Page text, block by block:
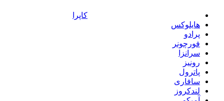
کاپرا
هایلوکس
پرادو
فورچونر
سرانزا
رونیز
پاترول
سافاری
لندکروز